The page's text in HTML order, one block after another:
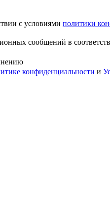
с условиями политики
сообщений в
конфиденциальности и